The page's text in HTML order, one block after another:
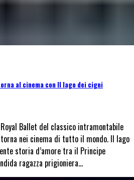
al cinema con Il lago dei cigni
Royal Ballet del classico intramontabile
nei cinema di tutto il mondo. Il lago
storia d’amore tra il Principe
ragazza prigioniera…